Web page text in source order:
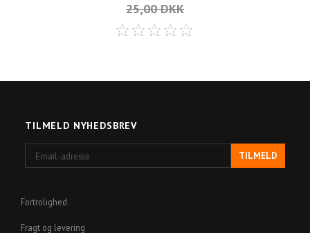
25,00 DKK
TILMELD NYHEDSBREV
adresse
TILMELD
Fortrolighed
Fragt og levering